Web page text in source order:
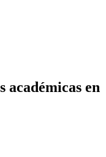
académicas en